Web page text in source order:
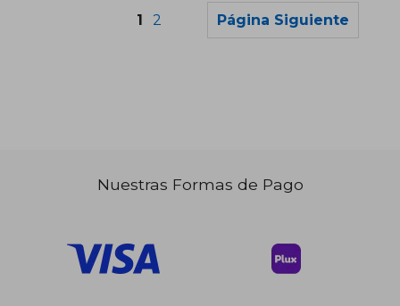
$ 40.62 45%
1 2 Página Siguiente
Nuestras Formas de Pago